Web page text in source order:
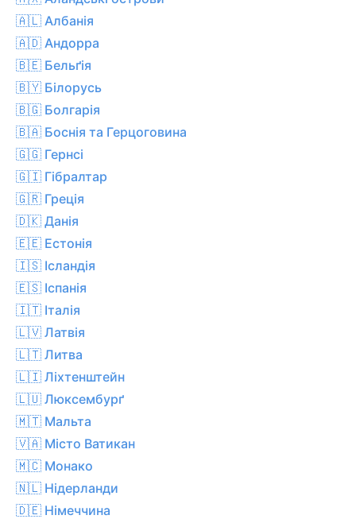
🇦🇱 Албанія
🇦🇩 Андорра
🇧🇪 Бельґія
🇧🇾 Білорусь
🇧🇬 Болгарія
🇧🇦 Боснія та Герцоговина
🇬🇬 Гернсі
🇬🇮 Гібралтар
🇬🇷 Греція
🇩🇰 Данія
🇪🇪 Естонія
🇮🇸 Ісландія
🇪🇸 Іспанія
🇮🇹 Італія
🇱🇻 Латвія
🇱🇹 Литва
🇱🇮 Ліхтенштейн
🇱🇺 Люксембурґ
🇲🇹 Мальта
🇻🇦 Місто Ватикан
🇲🇨 Монако
🇳🇱 Нідерланди
🇩🇪 Німеччина